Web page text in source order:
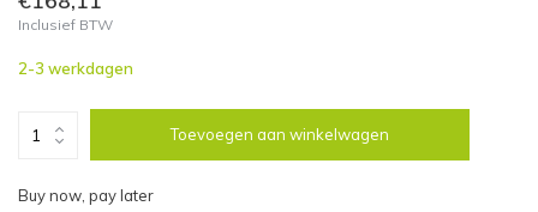
Inclusief BTW
2-3 werkdagen
Toevoegen aan winkelwagen
Buy now, pay later